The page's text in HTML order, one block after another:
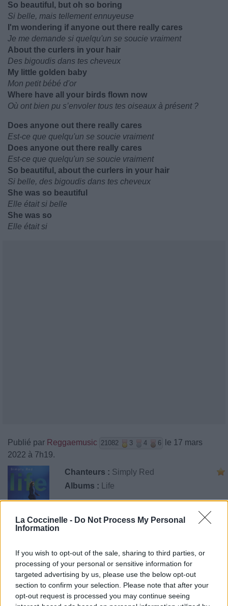
La Coccinelle - Do Not Process My Personal
Information
If you wish to opt-out of the sale, sharing to third parties, or
processing of your personal or sensitive information for
targeted advertising by us, please use the below opt-out
section to confirm your selection. Please note that after your
opt-out request is processed you may continue seeing
So beautiful, but oh so boring
Si belle, mais tellement ennuyeuse
I'm wondering if anyone out there really cares
Je me demande si quelqu'un se soucie vraiment
About the curlers in your hair
Des bigoudis dans tes cheveux
My little golden baby
Mon petit bébé d'or
Where have all your birds flown now
Où ont bien pu s’envoler tous tes oiseaux à présent ?
Does anyone out there really cares
Est-ce que quelqu'un se soucie vraiment
Does anyone out there really cares
Est-ce que quelqu'un se soucie vraiment
So beautiful, about the curlers in your hair
Si belle, des bigoudis dans tes cheveux
She was so beautiful
Elle était si belle
She was so
Elle était si
Publié par Reggaemusic 21082 3 4 6
le 17 mars
2022 à 7h19.
Chanteurs : Simply Red
Albums :
Life
Commentaires